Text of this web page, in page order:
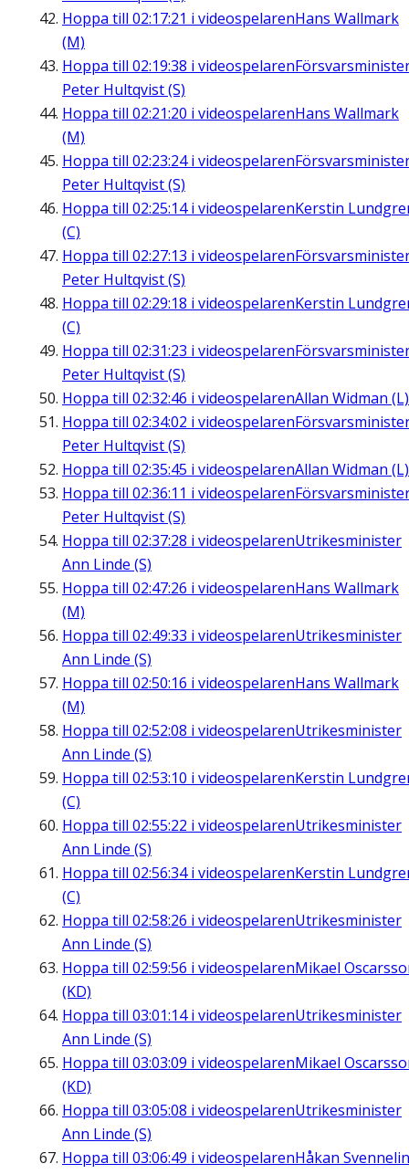
Hoppa till 02:17:21 i videospelarenHans Wallmark
(M)
Hoppa till 02:19:38 i videospelaren
Peter Hultqvist (S)
Hoppa till 02:21:20 i videospelarenHans Wallmark
(M)
Hoppa till 02:23:24i videospelaren
Peter Hultqvist (S)
Hoppa till 02:25:14i videospelarenKerstin
(C)
Hoppa till 02:27:13 i videospelaren
Peter Hultqvist (S)
Hoppa till 02:29:18 i videospelarenKerstin
(C)
Hoppa till 02:31:23 i videospelaren
Peter Hultqvist (S)
Hoppa till 02:32:46 i videospelarenAllan Widman (L)
Hoppa till 02:34:02 i videospelaren
Peter Hultqvist (S)
Hoppa till 02:35:45 i videospelarenAllan Widman (L)
Hoppa till 02:36:11 i videospelaren
Peter Hultqvist (S)
Hoppa till 02:37:28 i videospelarenUtrikesminister
Ann Linde (S)
Hoppa till 02:47:26 i videospelarenHans Wallmark
(M)
Hoppa till 02:49:33 i videospelarenUtrikesminister
Ann Linde (S)
Hoppa till 02:50:16 i videospelarenHans Wallmark
(M)
Hoppa till 02:52:08 i videospelarenUtrikesminister
Ann Linde (S)
Hoppa till 02:53:10 i videospelarenKerstin
(C)
Hoppa till 02:55:22 i videospelarenUtrikesminister
Ann Linde (S)
Hoppa till 02:56:34i videospelarenKerstin
(C)
Hoppa till 02:58:26 i videospelarenUtrikesminister
Ann Linde (S)
Hoppa till 02:59:56 i videospelarenMikael
(KD)
Hoppa till 03:01:14i videospelarenUtrikesminister
Ann Linde (S)
Hoppa till 03:03:09 i videospelarenMikael
(KD)
Hoppa till 03:05:08 i videospelarenUtrikesminister
Ann Linde (S)
Hoppa till 03:06:49 i videospelarenHåkan